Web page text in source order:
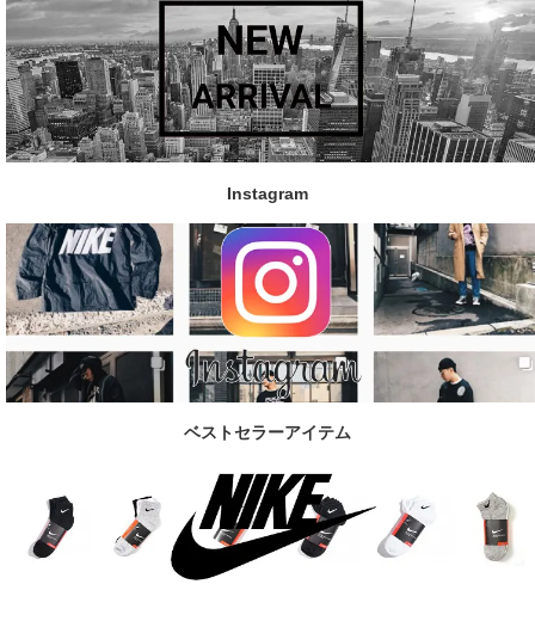
Instagram
ベストセラーアイテム